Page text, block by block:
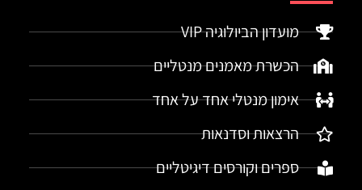
מועדון הביולוגיה VIP
הכשרת מאמנים מנטליים
אימון מנטלי אחד על אחד
הרצאות וסדנאות
ספרים וקורסים דיגיטליים